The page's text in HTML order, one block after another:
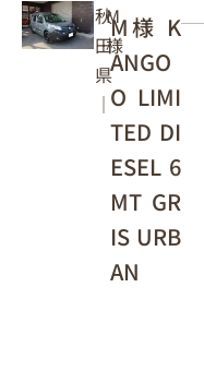
秋
田
県
｜
M
様
M様 K
ANGO
O LIMI
TED DI
ESEL 6
MT GR
IS URB
AN